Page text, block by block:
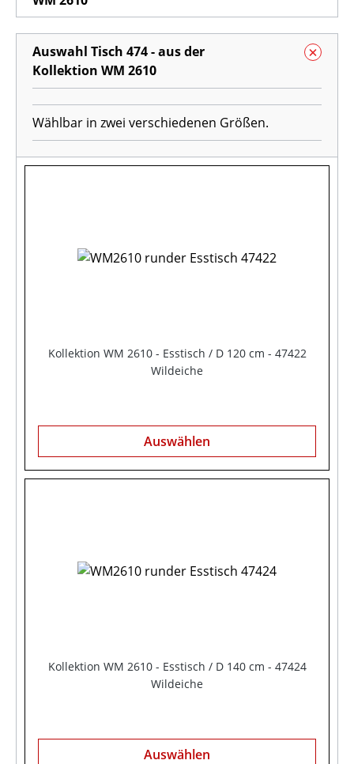
Auswahl Tisch 474 - aus der
Kollektion WM 2610
Wählbar in zwei verschiedenen Größen.
Kollektion WM 2610 - Esstisch / D 120 cm - 47422
Wildeiche
Auswählen
Kollektion WM 2610 - Esstisch / D 140 cm - 47424
Wildeiche
Auswählen